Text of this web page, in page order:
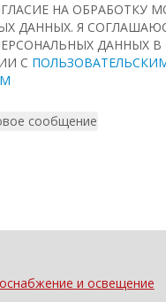
НА ОБРАБОТКУ
ДАННЫХ. Я
ДАННЫХ В
С
и освещение